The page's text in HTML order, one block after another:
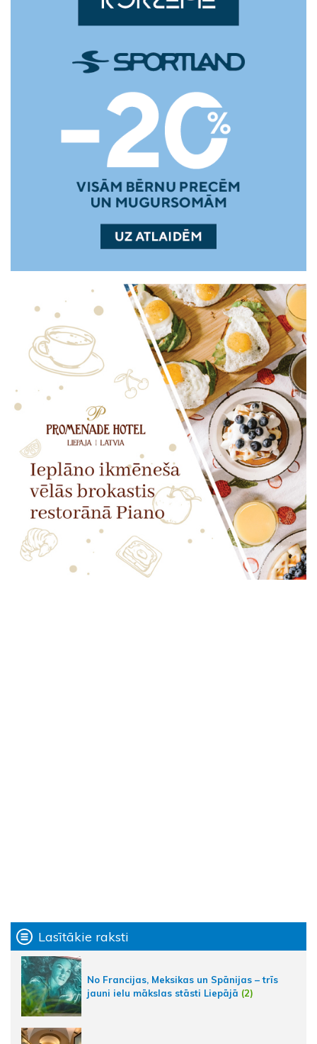
Lasītākie raksti
No Francijas, Meksikas un Spānijas – trīs
jauni ielu mākslas stāsti Liepājā (2)